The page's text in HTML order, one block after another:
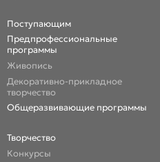
Поступающим
Предпрофессиональные
программы
Живопись
Декоративно-прикладное
творчество
Общеразвивающие программы
Творчество
Конкурсы